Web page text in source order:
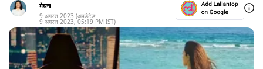
मेघना
9 अगस्त 2023 (अपडेटेड:
9 अगस्त 2023, 05:19 PM IST)